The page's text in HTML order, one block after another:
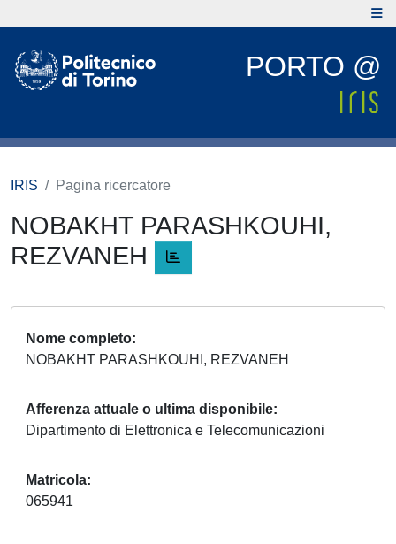
PORTO @
IRIS Pagina ricercatore
NOBAKHT PARASHKOUHI,
REZVANEH
Nome completo
NOBAKHT PARASHKOUHI, REZVANEH
Afferenza attuale o ultima disponibile
Dipartimento di Elettronica e Telecomunicazioni
Matricola
065941